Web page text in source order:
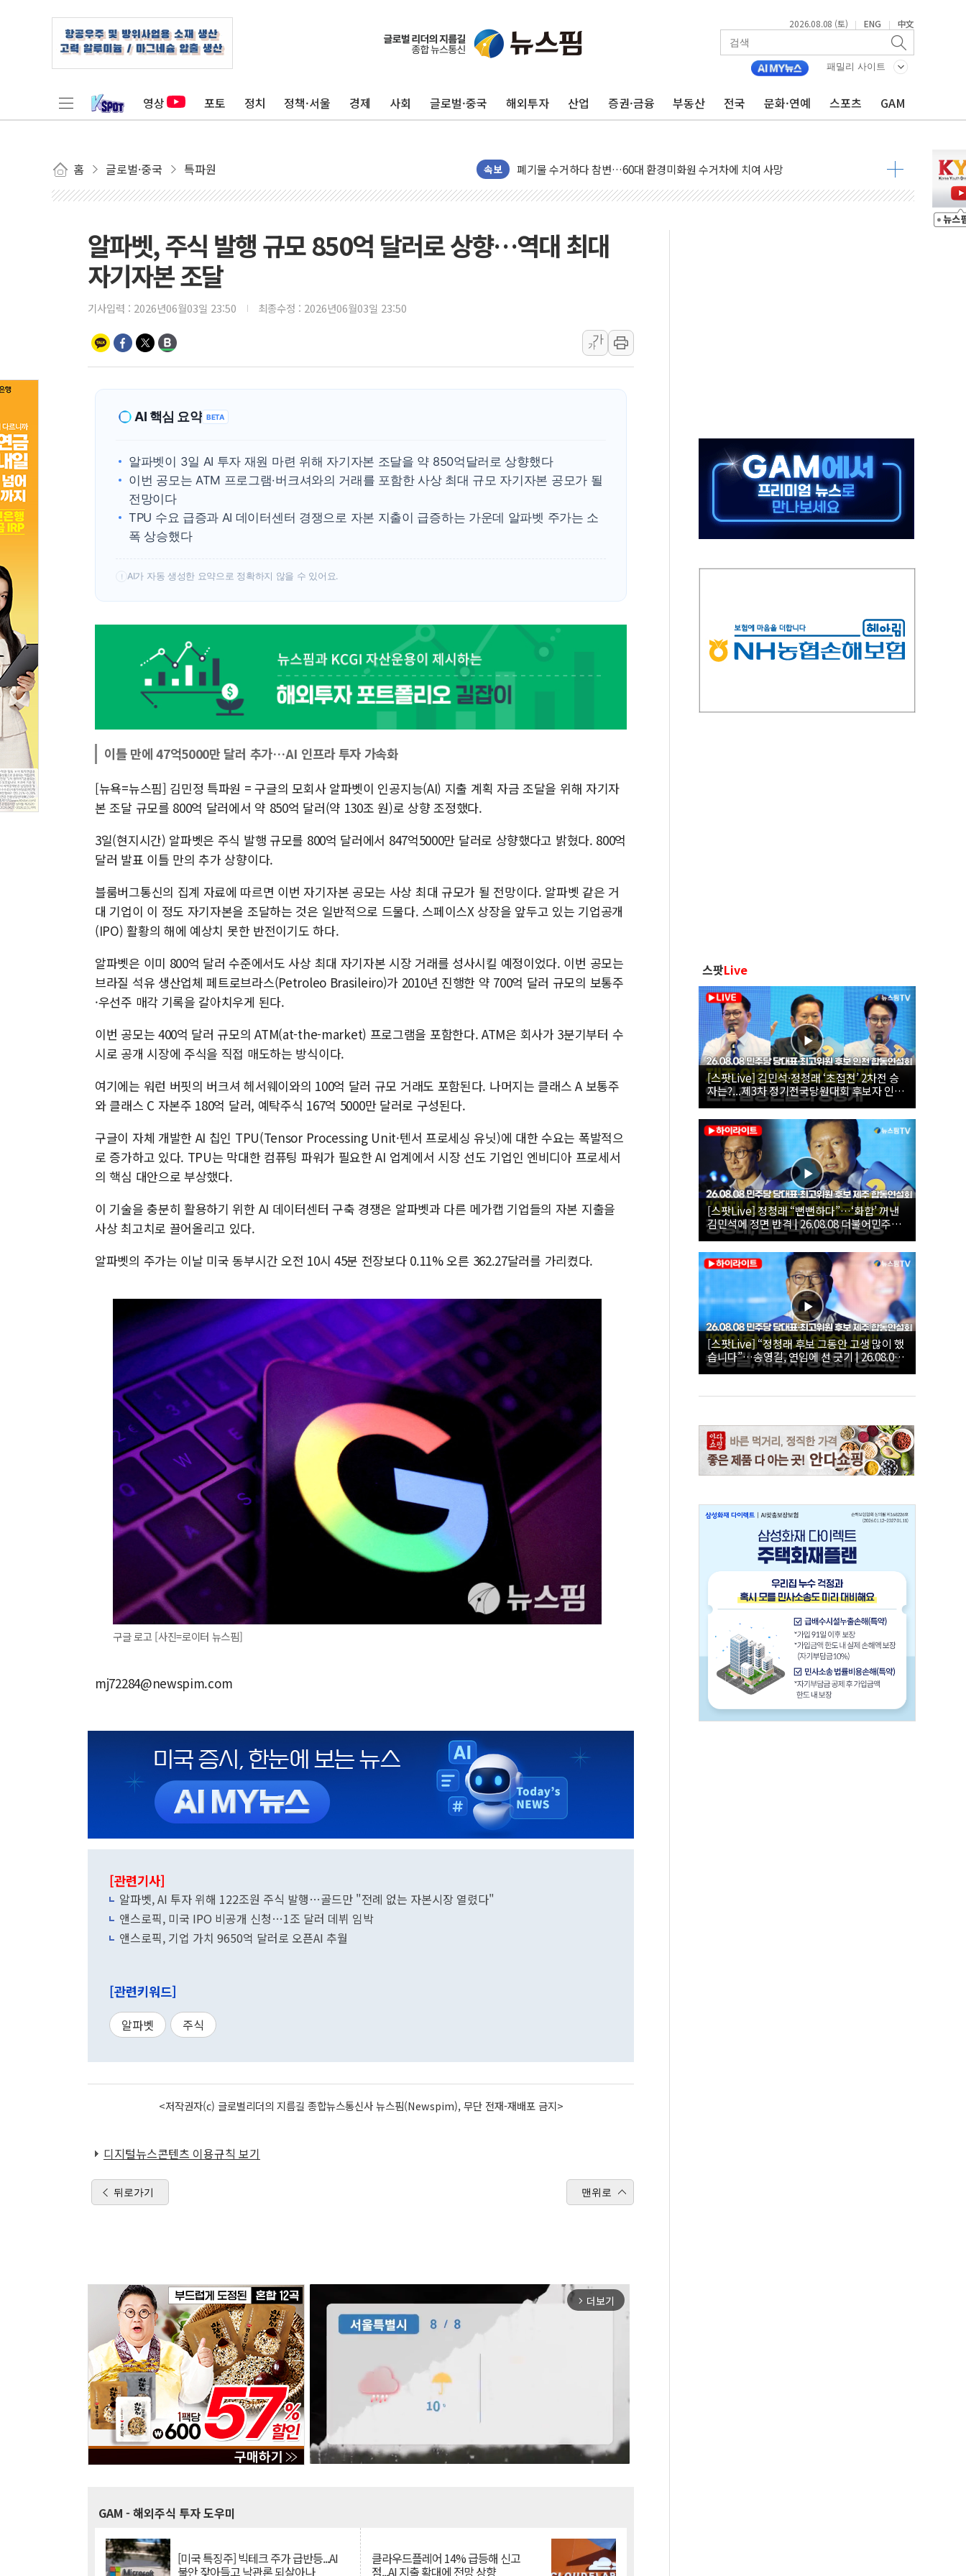
2026.08.08 (토) | ENG | 中文
패밀리 사이트
영상 포토 정치 정책·서울 경제 사회 글로벌·중국 해외투자 산업 증권·금융 부동산 전국 문화·연예 스포츠 GAM
홈 글로벌·중국 특파원 속보
[속보] 민주, 인천 경선 결과 발표...김민석 45.09% 정청래 43.27% 송영길 11.63%
[속보] 민주, 제주 경선 결과 발표...김민석 52.64% 정청래 39.89% 송영길 7.47%
美, 이란전 출구전략 만지작…공습 한계·탄약 부족 현실화
강릉·동해·삼척 시간당 최대 50㎜ 폭우…강원 동해안 강한 비 이어져
서울 중랑구 주택가서 흉기 난동…60대 남성 2명 숨져
李대통령 "결혼 때문에 손해 보는 일 없게"…'결혼 페널티' 22개 과제 손본다
추미애, '위안부' 피해자 기림의 날 참석..."국제적 시민 연대로 목소리 내야"
인천 선재도 갯벌서 해루질 중 실종 60대 나흘만에 숨진 채 발견
동해중부 전 해상 풍랑주의보…10일까지 최대 3.5m 높은 물결
연일 폭염에 온열질환 사망 23명…정부, 비상대응기구 가동
강원 중·남부 동해안 시간당 50mm 이상 폭우…호우경보 발효
알파벳, 주식 발행 규모 850억 달러로 상향…역대 최대
자기자본 조달
기사입력 : 2026년06월03일 23:50 최종수정 : 2026년06월03일 23:50
가
가
AI 핵심 요약 BETA
알파벳이 3일 AI 투자 재원 마련 위해 자기자본 조달을 약 850억달러로 상향했다
이번 공모는 ATM 프로그램·버크셔와의 거래를 포함한 사상 최대 규모 자기자본 공모가 될
전망이다
TPU 수요 급증과 AI 데이터센터 경쟁으로 자본 지출이 급증하는 가운데 알파벳 주가는 소
폭 상승했다
! AI가 자동 생성한 요약으로 정확하지 않을 수 있어요.
이틀 만에 47억5000만 달러 추가…AI 인프라 투자 가속화
[뉴욕=뉴스핌] 김민정 특파원 = 구글의 모회사 알파벳이 인공지능(AI) 지출 계획 자금 조달을 위해 자기자
본 조달 규모를 800억 달러에서 약 850억 달러(약 130조 원)로 상향 조정했다.
3일(현지시간) 알파벳은 주식 발행 규모를 800억 달러에서 847억5000만 달러로 상향했다고 밝혔다. 800억
달러 발표 이틀 만의 추가 상향이다.
블룸버그통신의 집계 자료에 따르면 이번 자기자본 공모는 사상 최대 규모가 될 전망이다. 알파벳 같은 거
대 기업이 이 정도 자기자본을 조달하는 것은 일반적으로 드물다. 스페이스X 상장을 앞두고 있는 기업공개
(IPO) 활황의 해에 예상치 못한 반전이기도 하다.
알파벳은 이미 800억 달러 수준에서도 사상 최대 자기자본 시장 거래를 성사시킬 예정이었다. 이번 공모는
브라질 석유 생산업체 페트로브라스(Petroleo Brasileiro)가 2010년 진행한 약 700억 달러 규모의 보통주
·우선주 매각 기록을 갈아치우게 된다.
이번 공모는 400억 달러 규모의 ATM(at-the-market) 프로그램을 포함한다. ATM은 회사가 3분기부터 수
시로 공개 시장에 주식을 직접 매도하는 방식이다.
여기에는 워런 버핏의 버크셔 헤서웨이와의 100억 달러 규모 거래도 포함된다. 나머지는 클래스 A 보통주
와 클래스 C 자본주 180억 달러, 예탁주식 167억 5000만 달러로 구성된다.
구글이 자체 개발한 AI 칩인 TPU(Tensor Processing Unit·텐서 프로세싱 유닛)에 대한 수요는 폭발적으
로 증가하고 있다. TPU는 막대한 컴퓨팅 파워가 필요한 AI 업계에서 시장 선도 기업인 엔비디아 프로세서
의 핵심 대안으로 부상했다.
이 기술을 충분히 활용하기 위한 AI 데이터센터 구축 경쟁은 알파벳과 다른 메가캡 기업들의 자본 지출을
사상 최고치로 끌어올리고 있다.
알파벳의 주가는 이날 미국 동부시간 오전 10시 45분 전장보다 0.11% 오른 362.27달러를 가리켰다.
구글 로고 [사진=로이터 뉴스핌]
mj72284@newspim.com
[관련기사]
알파벳, AI 투자 위해 122조원 주식 발행…골드만 "전례 없는 자본시장 열렸다"
앤스로픽, 미국 IPO 비공개 신청…1조 달러 데뷔 임박
앤스로픽, 기업 가치 9650억 달러로 오픈AI 추월
[관련키워드]
알파벳 주식
<저작권자(c) 글로벌리더의 지름길 종합뉴스통신사 뉴스핌(Newspim), 무단 전재-재배포 금지>
디지털뉴스콘텐츠 이용규칙 보기
뒤로가기 맨위로
arrow_forward_ios 더보기
GAM - 해외주식 투자 도우미
[미국 특징주] 빅테크 주가 급반등...AI
불안 잦아들고 낙관론 되살아나
클라우드플레어 14% 급등해 신고
점...AI 지출 확대에 전망 상향
스팟Live
[스팟Live] 김민석·정청래 ‘초접전’ 2차전 승
자는?...제3차 정기전국당원대회 후보자 인천
합동연설회 생중계 | 26.08.08
[스팟Live] 정청래 “뻔뻔하다”…‘화합’ 꺼낸
김민석에 정면 반격 | 26.08.08 더불어민주당
당대표·최고위원 후보 제주 합동연설회
[스팟Live] “정청래 후보 그동안 고생 많이 했
습니다”…송영길, 연임에 선 긋기 | 26.08.08
더불어민주당 당대표·최고위원 후보 제주 합